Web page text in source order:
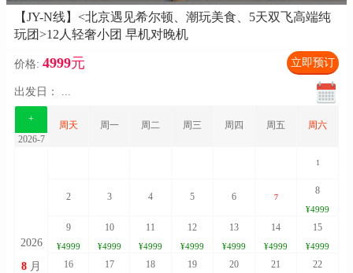
【JY-N线】<北京遇见希尔顿、潮玩美食、5天双飞高端纯
玩团>12人轻奢小团 早机对晚机
价格: 4999元 立即预订
出发日：
+
2026-7
周天 周一 周二 周三 周四 周五 周六
2026
8 月
1
2 3 4 5 6 7
8
¥4999
9
¥4999
10
¥4999
11
¥4999
12
¥4999
13
¥4999
14
¥4999
15
¥4999
16 17 18 19 20 21 22